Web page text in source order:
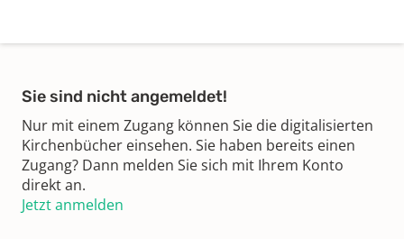
Sie sind nicht angemeldet!
Nur mit einem Zugang können Sie die digitalisierten
Kirchenbücher einsehen. Sie haben bereits einen
Zugang? Dann melden Sie sich mit Ihrem Konto
direkt an.
Jetzt anmelden